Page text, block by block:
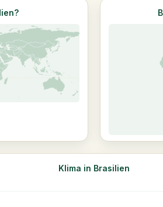
Klima in Brasilien